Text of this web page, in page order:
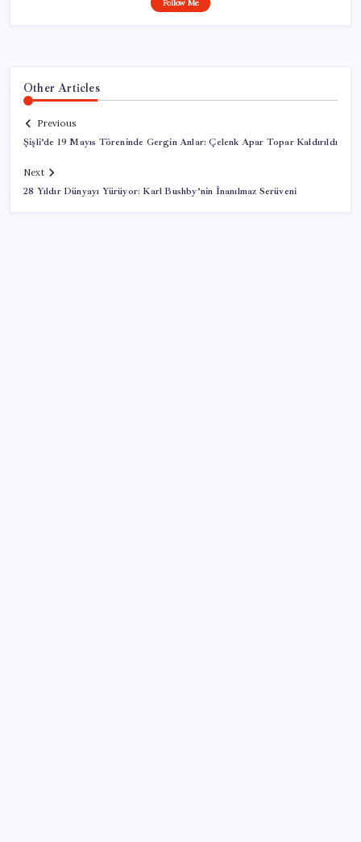
Follow Me
Other Articles
Previous
Şişli’de 19 Mayıs Töreninde Gergin Anlar: Çelenk Apar Topar Kaldırıldı
Next
28 Yıldır Dünyayı Yürüyor: Karl Bushby’nin İnanılmaz Serüveni